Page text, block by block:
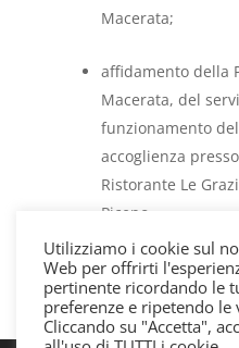
Macerata;
affidamento della
Macerata, del
funzionamento
accoglienza
Ristorante Le
Piceno.
Utilizziamo i cookie sul
Web per offrirti
pertinente ricordando le
preferenze e ripetendo le
Cliccando su "Accetta",